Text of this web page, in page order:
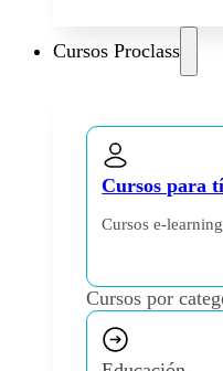
Cursos Proclass
Cursos para
Cursos e-
Cursos por